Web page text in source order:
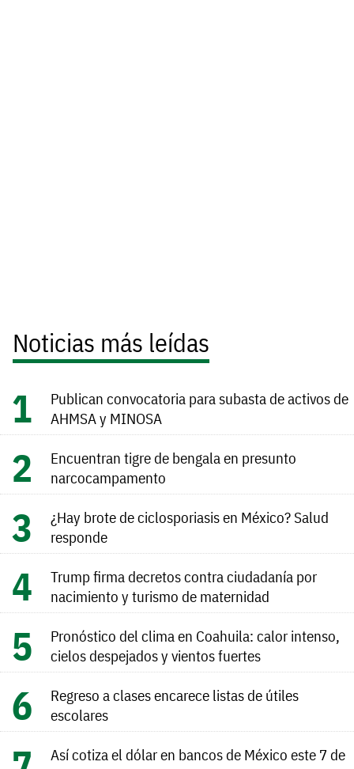
Noticias más leídas
Publican convocatoria para subasta de activos de
AHMSA y MINOSA
Encuentran tigre de bengala en presunto
narcocampamento
¿Hay brote de ciclosporiasis en México? Salud
responde
Trump firma decretos contra ciudadanía por
nacimiento y turismo de maternidad
Pronóstico del clima en Coahuila: calor intenso,
cielos despejados y vientos fuertes
Regreso a clases encarece listas de útiles
escolares
Así cotiza el dólar en bancos de México este 7 de